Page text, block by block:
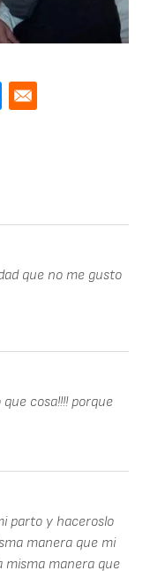
que no me gusto
cosa!!!! porque
parto y haceroslo
manera que mi
misma manera que